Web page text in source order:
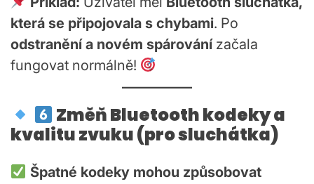
která se připojovala s chybami. Po
odstranění a novém spárovánízačala
fungovat normálně!
Změň Bluetooth kodeky a
kvalitu zvuku (pro sluchátka)
Špatné kodeky mohou způsobovat